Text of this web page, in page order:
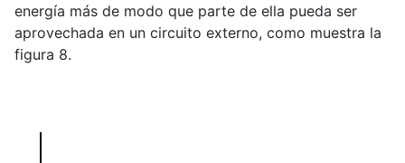
energía más de modo que parte de ella pueda ser
aprovechada en un circuito externo, como muestra la
figura 8.